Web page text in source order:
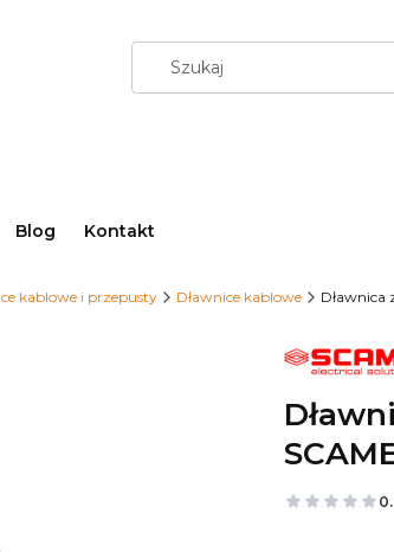
Blog Kontakt
kablowe i przepusty Dławnice kablowe Dławnica